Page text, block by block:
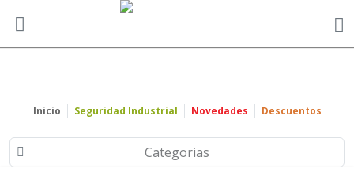
Inicio Seguridad Industrial Novedades Descuentos
Categorias